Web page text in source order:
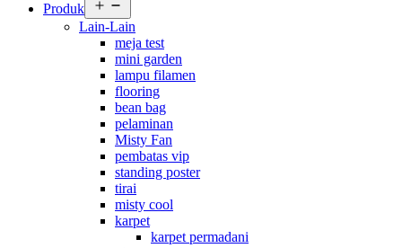
Produk
menu
Lain-Lain
meja test
mini garden
lampu filamen
flooring
bean bag
pelaminan
Misty Fan
pembatas vip
standing poster
tirai
misty cool
karpet
karpet permadani